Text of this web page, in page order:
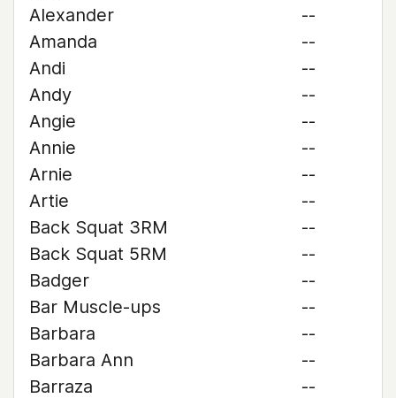
Alexander
--
Amanda
--
Andi
--
Andy
--
Angie
--
Annie
--
Arnie
--
Artie
--
Back Squat 3RM
--
Back Squat 5RM
--
Badger
--
Bar Muscle-ups
--
Barbara
--
Barbara Ann
--
Barraza
--